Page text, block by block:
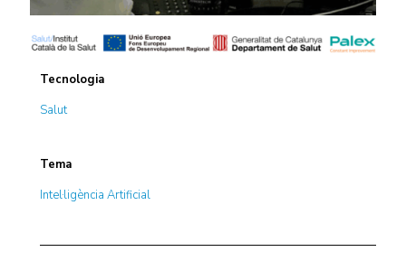
Tecnologia
Salut
Tema
Intel·ligència Artificial